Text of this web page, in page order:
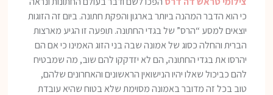
כי הוא הדבר המהנה ביותר בארגון והפקת חתונה. ביום זה הזוגות
יוצאים למסע “הרס” של בגדי החתונה. תופעה זו הגיע מארצות
הברית והחלה כסוג של אמונה שבה בני הזוג האמינו כי אם הם
יהרסו את בגדי החתונה, הם לא יזדקקו להם שוב, מה שמבטיח
להם כביכול שאלו יהיו הנישואין הראשונים והאחרונים שלהם,
טוב בכל זה מדובר באמונה מסוימת שלא בטוח שהיא עובדת